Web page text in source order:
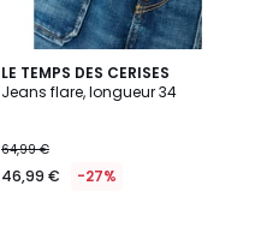
LE TEMPS DES CERISES
Jeans flare, longueur 34
64,99 €
46,99 € -27%